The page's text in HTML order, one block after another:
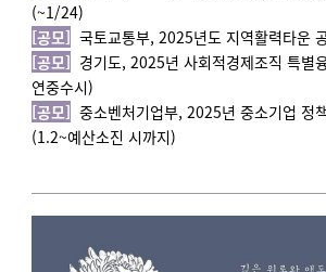
(~1/24)
[공모] 국토교통부, 2025년도 지역활력타운
[공모] 경기도, 2025년 사회적경제조직 특별
연중수시)
[공모] 중소벤처기업부, 2025년 중소기업 정
(1.2~예산소진 시까지)